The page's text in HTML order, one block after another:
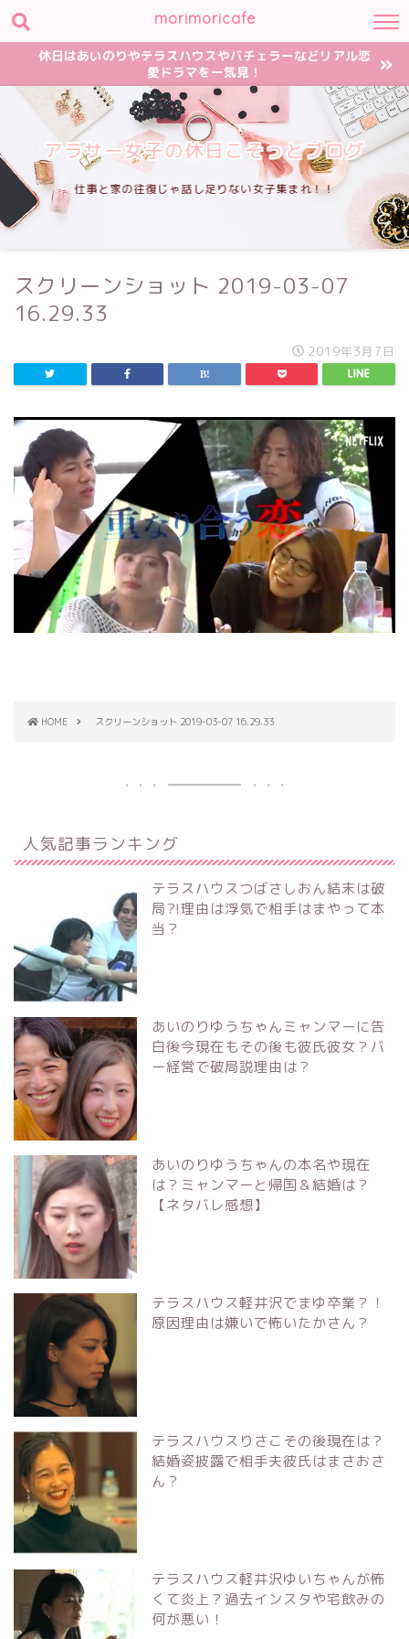
morimoricafe
休日はあいのりやテラスハウスやバチェラーなどリアル恋
愛ドラマを一気見！
アラサー女子の休日こそっとブログ
仕事と家の往復じゃ話し足りない女子集まれ！！
スクリーンショット 2019-03-07
16.29.33
2019年3月7日
HOME スクリーンショット 2019-03-07 16.29.33
人気記事ランキング
テラスハウスつばさしおん結末は破
局?!理由は浮気で相手はまやって本
当？
あいのりゆうちゃんミャンマーに告
白後今現在もその後も彼氏彼女？バ
ー経営で破局説理由は？
あいのりゆうちゃんの本名や現在
は？ミャンマーと帰国＆結婚は？
【ネタバレ感想】
テラスハウス軽井沢でまゆ卒業？！
原因理由は嫌いで怖いたかさん？
テラスハウスりさこその後現在は？
結婚姿披露で相手夫彼氏はまさおさ
ん？
テラスハウス軽井沢ゆいちゃんが怖
くて炎上？過去インスタや宅飲みの
何が悪い！